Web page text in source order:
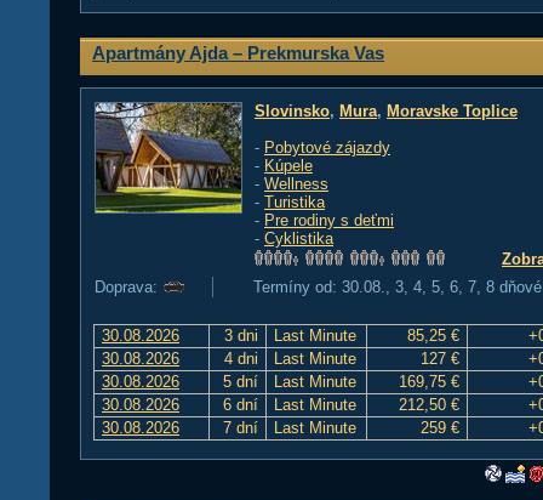
Apartmány Ajda – Prekmurska Vas
Slovinsko, Mura, Moravske Toplice
- Pobytové zájazdy
- Kúpele
- Wellness
- Turistika
- Pre rodiny s deťmi
- Cyklistika
Doprava:
Termíny od: 30.08., 3, 4, 5, 6, 7, 8 dňové
30.08.2026 3 dni Last Minute 85,25 €
30.08.2026
4 dni Last Minute 127 €
30.08.2026
5 dní Last Minute 169,75 €
30.08.2026
6 dní Last Minute 212,50 €
30.08.2026
7 dní Last Minute 259 €